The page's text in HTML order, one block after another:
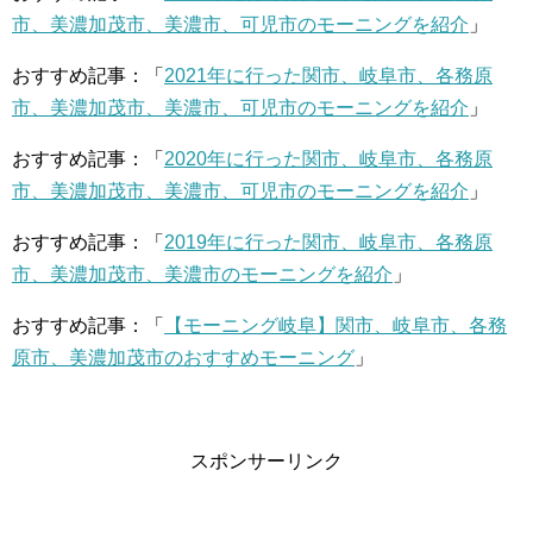
市、美濃加茂市、美濃市、可児市のモーニングを紹介 」
おすすめ記事：「 2021年に行った関市、岐阜市、各務原
市、美濃加茂市、美濃市、可児市のモーニングを紹介 」
おすすめ記事：「 2020年に行った関市、岐阜市、各務原
市、美濃加茂市、美濃市、可児市のモーニングを紹介 」
おすすめ記事：「 2019年に行った関市、岐阜市、各務原
市、美濃加茂市、美濃市のモーニングを紹介 」
おすすめ記事：「
【モーニング岐阜】関市、岐阜市、各務
原市、美濃加茂市のおすすめモーニング 」
スポンサーリンク